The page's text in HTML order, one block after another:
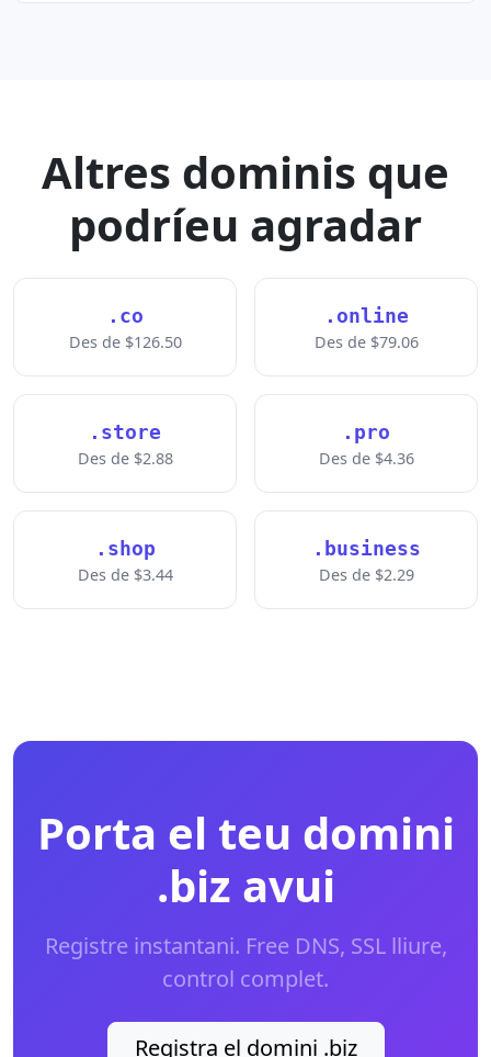
Altres dominis que
podríeu agradar
.co
Des de $126.50
.online
Des de $79.06
.store
Des de $2.88
.pro
Des de $4.36
.shop
Des de $3.44
.business
Des de $2.29
Porta el teu domini
.biz avui
Registre instantani. Free DNS, SSL lliure,
control complet.
Registra el domini .biz